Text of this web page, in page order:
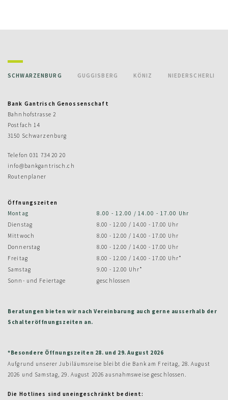
SCHWARZENBURG
Bank Gantrisch Genossenschaft
Bahnhofstrasse 2
Postfach 14
3150 Schwarzenburg
Telefon 031 734 20 20
info@bankgantrisch.ch
Routenplaner
Öffnungszeiten
Montag
8.00 - 12.00 / 14.00 - 17.00 Uhr
Dienstag
8.00 - 12.00 / 14.00 - 17.00 Uhr
Mittwoch
8.00 - 12.00 / 14.00 - 17.00 Uhr
Donnerstag
8.00 - 12.00 / 14.00 - 17.00 Uhr
Freitag
8.00 - 12.00 / 14.00 - 17.00 Uhr*
Samstag
9.00 - 12.00 Uhr*
Sonn- und Feiertage
geschlossen
Beratungen bieten wir nach Vereinbarung auch gerne ausserhalb der
Schalteröffnungszeiten an.
*Besondere Öffnungszeiten 28. und 29. August 2026
Aufgrund unserer Jubiläumsreise bleibt die Bank am Freitag, 28. August
2026 und Samstag, 29. August 2026 ausnahmsweise geschlossen.
Die Hotlines sind uneingeschränkt bedient:
GUGGISBERG KÖNIZ NIEDERSCHERLI